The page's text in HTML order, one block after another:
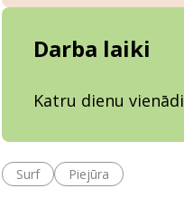
Darba laiki
Katru dienu vienādi
Surf Piejūra